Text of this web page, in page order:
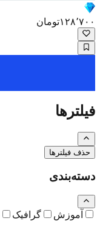
۱۲۸٬۷۰۰تومان
فیلترها
حذف فیلترها
دسته‌بندی
آموزش گرافیک